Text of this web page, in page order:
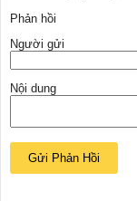
Phản hồi
Người gửi
Nội dung